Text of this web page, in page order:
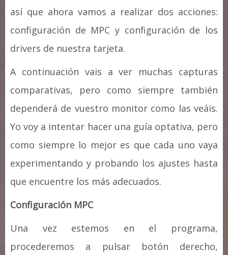
así que ahora vamos a realizar dos acciones:
configuración de MPC y configuración de los
drivers de nuestra tarjeta.
A continuación vais a ver muchas capturas
comparativas, pero como siempre también
dependerá de vuestro monitor como las veáis.
Yo voy a intentar hacer una guía optativa, pero
como siempre lo mejor es que cada uno vaya
experimentando y probando los ajustes hasta
que encuentre los más adecuados.
Configuración MPC
Una vez estemos en el programa,
procederemos a pulsar botón derecho,